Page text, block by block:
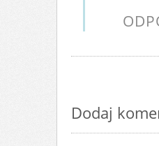
Dodaj